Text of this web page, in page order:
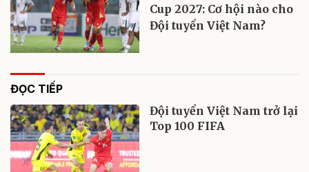
Cup 2027: Cơ hội nào cho
Đội tuyển Việt Nam?
ĐỌC TIẾP
Đội tuyển Việt Nam trở lại
Top 100 FIFA